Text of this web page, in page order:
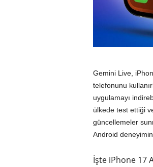
Gemini Live,
telefonunu
uygulamayı
ülkede test ettiği
güncellemeler
Android
İşte iPhone 17